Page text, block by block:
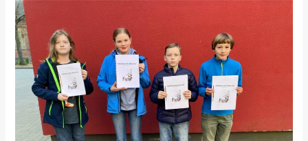
aber
manche
sind
gleicher.“